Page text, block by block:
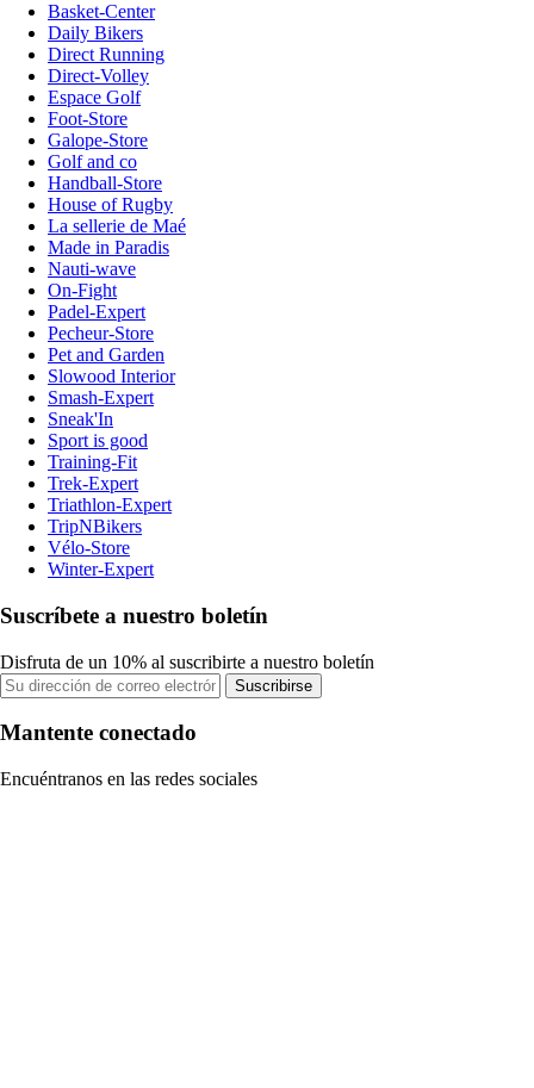
Basket-Center
Daily Bikers
Direct Running
Direct-Volley
Espace Golf
Foot-Store
Galope-Store
Golf and co
Handball-Store
House of Rugby
La sellerie de Maé
Made in Paradis
Nauti-wave
On-Fight
Padel-Expert
Pecheur-Store
Pet and Garden
Slowood Interior
Smash-Expert
Sneak'In
Sport is good
Training-Fit
Trek-Expert
Triathlon-Expert
TripNBikers
Vélo-Store
Winter-Expert
Suscríbete a nuestro boletín
Disfruta de un 10% al suscribirte a nuestro boletín
Suscribirse
Mantente conectado
Encuéntranos en las redes sociales